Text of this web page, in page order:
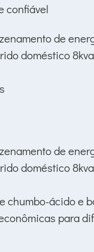
confiável
chumbo-ácido e
para